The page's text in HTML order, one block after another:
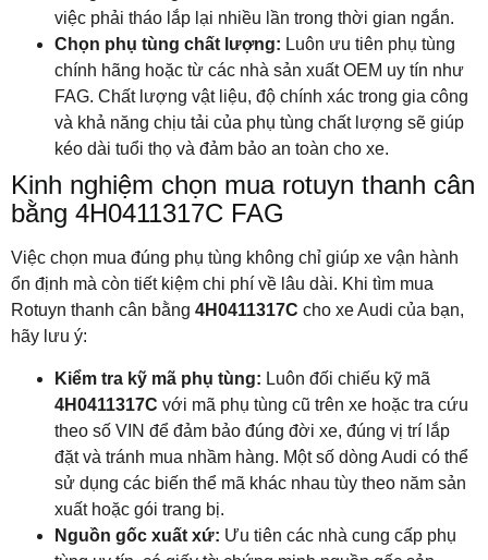
việc phải tháo lắp lại nhiều lần trong thời gian ngắn.
Chọn phụ tùng chất lượng: Luôn ưu tiên phụ tùng
chính hãng hoặc từ các nhà sản xuất OEM uy tín như
FAG. Chất lượng vật liệu, độ chính xác trong gia công
và khả năng chịu tải của phụ tùng chất lượng sẽ giúp
kéo dài tuổi thọ và đảm bảo an toàn cho xe.
Kinh nghiệm chọn mua rotuyn thanh cân
bằng 4H0411317C FAG
Việc chọn mua đúng phụ tùng không chỉ giúp xe vận hành
ổn định mà còn tiết kiệm chi phí về lâu dài. Khi tìm mua
Rotuyn thanh cân bằng 4H0411317C cho xe Audi của bạn,
hãy lưu ý:
Kiểm tra kỹ mã phụ tùng: Luôn đối chiếu kỹ mã
4H0411317C với mã phụ tùng cũ trên xe hoặc tra cứu
theo số VIN để đảm bảo đúng đời xe, đúng vị trí lắp
đặt và tránh mua nhầm hàng. Một số dòng Audi có thể
sử dụng các biến thể mã khác nhau tùy theo năm sản
xuất hoặc gói trang bị.
Nguồn gốc xuất xứ: Ưu tiên các nhà cung cấp phụ